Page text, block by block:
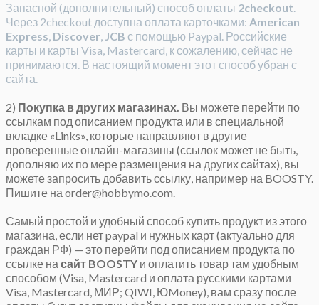
Запасной (дополнительный) способ оплаты 2checkout.
Через 2checkout доступна оплата карточками: American
Express, Discover, JCB с помощью Paypal. Российские
карты и карты Visa, Mastercard, к сожалению, сейчас не
принимаются. В настоящий момент этот способ убран с
сайта.
2) Покупка в других магазинах. Вы можете перейти по
ссылкам под описанием продукта или в специальной
вкладке «Links», которые направляют в другие
проверенные онлайн-магазины (ссылок может не быть,
дополняю их по мере размещения на других сайтах), вы
можете запросить добавить ссылку, например на BOOSTY.
Пишите на order@hobbymo.com.
Самый простой и удобный способ купить продукт из этого
магазина, если нет paypal и нужных карт (актуально для
граждан РФ) — это перейти под описанием продукта по
ссылке на сайт BOOSTY и оплатить товар там удобным
способом (Visa, Mastercard и оплата русскими картами
Visa, Mastercard, МИР; QIWI, ЮMoney), вам сразу после